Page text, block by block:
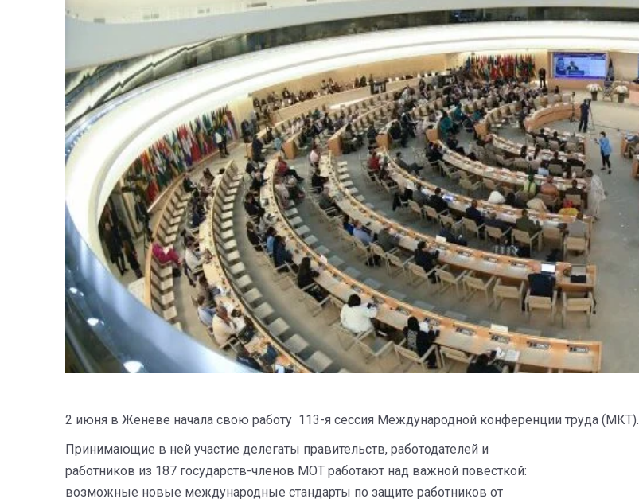
2 июня в Женеве начала свою работу 113-я сессия Международной конференции труда (МКТ).
Принимающие в ней участие делегаты правительств, работодателей и
работников из 187 государств-членов МОТ работают над важной повесткой:
возможные новые международные стандарты по защите работников от